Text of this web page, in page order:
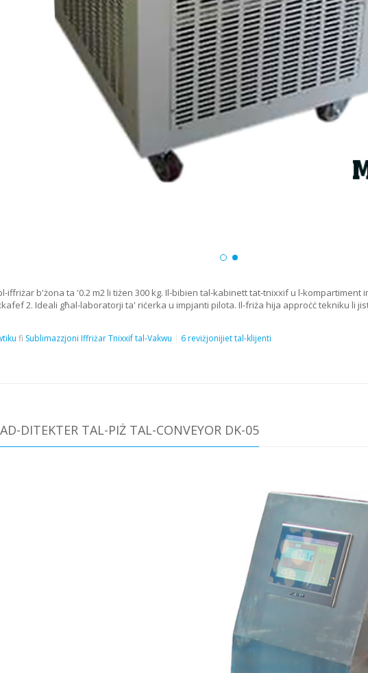
b'żona ta '0.2 m2 li tiżen 300 kg. Il-bibien tal-kabinett tat-tnixxif u l-
2. Ideali għal-laboratorji ta' riċerka u impjanti pilota. Il-friża hija approċċ tekniku li
fi Sublimazzjoni Iffriżar Tnixxif tal-Vakwu 6 reviżjonijiet tal-klijenti
DITEKTER TAL-PIŻ TAL-CONVEYOR DK-05